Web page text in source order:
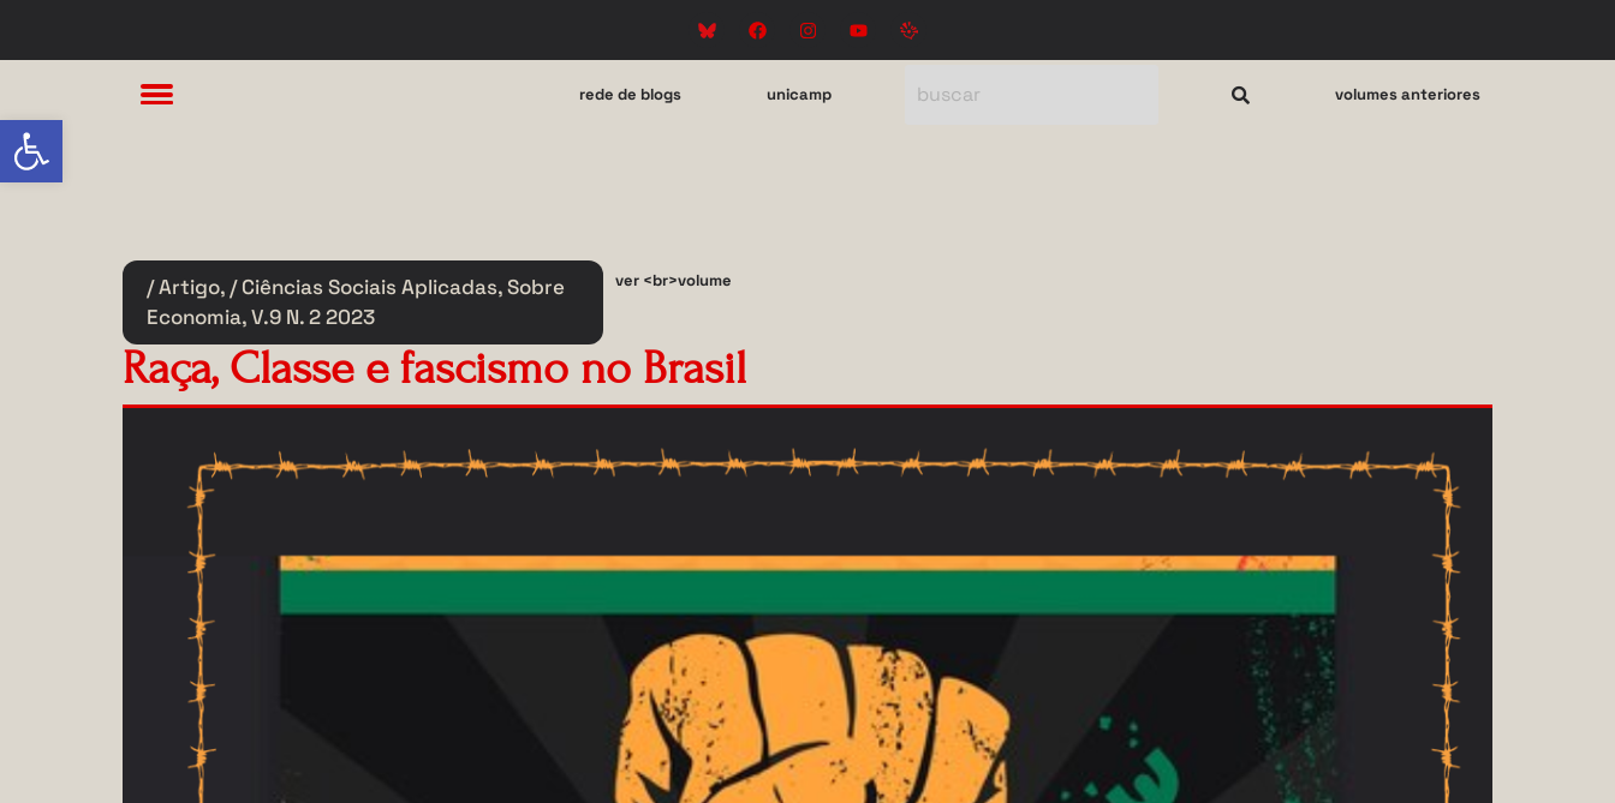
Abrir a barra de ferramentas
rede de blogs unicamp volumes anteriores
/ Artigo, / Ciências Sociais Aplicadas,Sobre
Economia,V.9 N. 2 2023
ver <br>volume
Raça, Classe e fascismo no Brasil